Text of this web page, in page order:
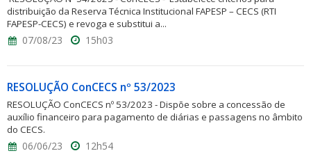
distribuição da Reserva Técnica Institucional FAPESP – CECS (RTI
FAPESP-CECS) e revoga e substitui a...
07/08/23 15h03
RESOLUÇÃO ConCECS nº 53/2023
RESOLUÇÃO ConCECS nº 53/2023 - Dispõe sobre a concessão de
auxílio financeiro para pagamento de diárias e passagens no âmbito
do CECS.
06/06/23 12h54